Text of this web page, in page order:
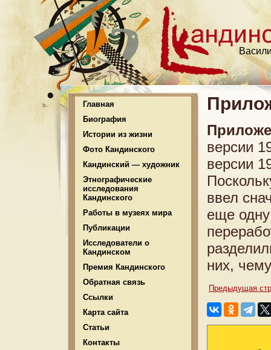
Главная
Биография
Истории из жизни
Фото Кандинского
Кандинский — художник
Этнографические
исследования
Кандинского
Работы в музеях мира
Публикации
Исследователи о
Кандинском
Премия Кандинского
Обратная связь
Ссылки
Карта сайта
Статьи
Контакты
версии
версии
ввел
еще одну
них,
Предыдущая